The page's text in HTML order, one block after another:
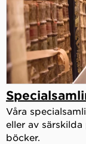
Våra
eller av
böcker.